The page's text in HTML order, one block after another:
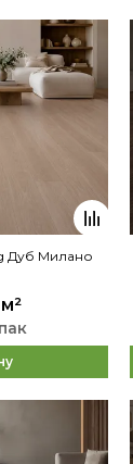
Дуб Милано